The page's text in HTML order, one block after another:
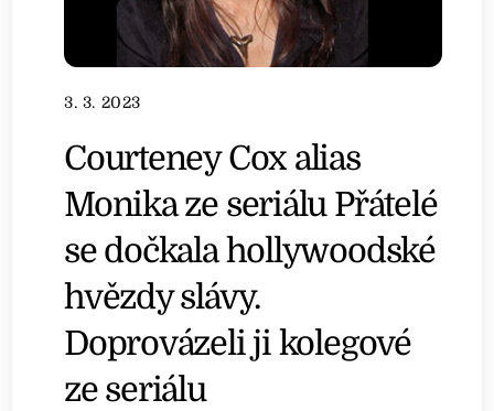
3. 3. 2023
Courteney Cox alias
Monika ze seriálu Přátelé
se dočkala hollywoodské
hvězdy slávy.
Doprovázeli ji kolegové
ze seriálu